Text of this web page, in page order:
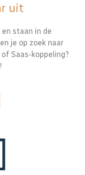
uit
staan in de
je op zoek naar
Saas-koppeling?